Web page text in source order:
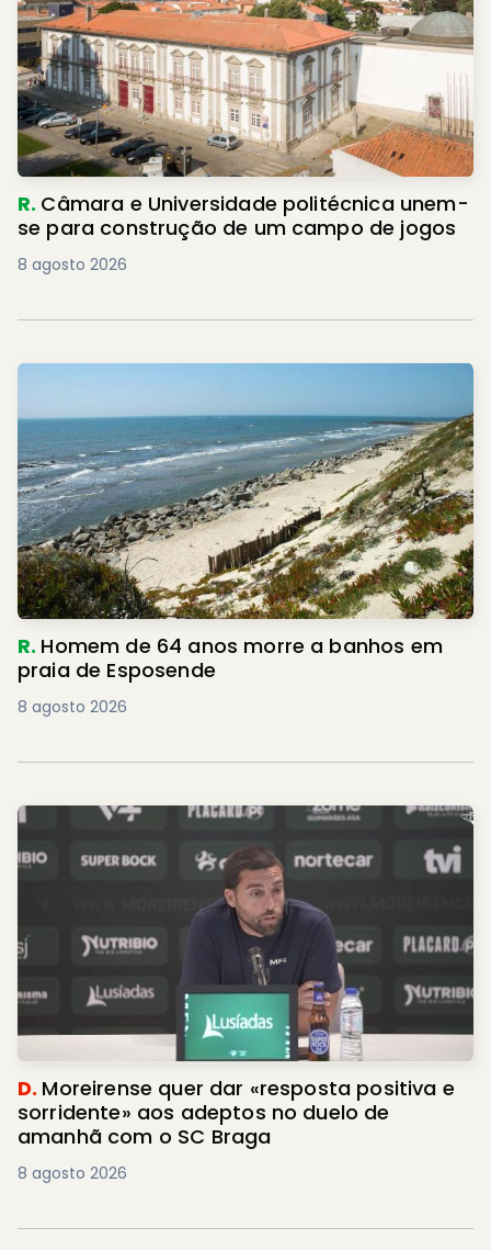
R. Câmara e Universidade politécnica unem-
se para construção de um campo de jogos
8 agosto 2026
R. Homem de 64 anos morre a banhos em
praia de Esposende
8 agosto 2026
D. Moreirense quer dar «resposta positiva e
sorridente» aos adeptos no duelo de
amanhã com o SC Braga
8 agosto 2026